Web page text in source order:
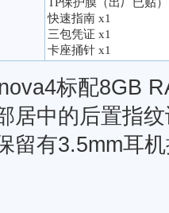
快速指南 x1
三包凭证 x1
卡座捅针 x1
标配8GB
居中的后置指
留有3.5mm耳